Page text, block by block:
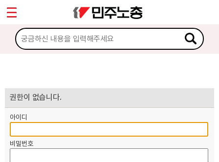
권한이 없습니다.
아이디
비밀번호
마이페이지
소개
노동상담
자료
부설기관